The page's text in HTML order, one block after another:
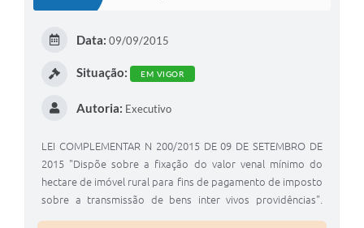
Data: 09/09/2015
Situação: EM VIGOR
Autoria: Executivo
LEI COMPLEMENTAR N 200/2015 DE 09 DE SETEMBRO DE
2015 "Dispõe sobre a fixação do valor venal mínimo do
hectare de imóvel rural para fins de pagamento de imposto
sobre a transmissão de bens inter vivos providências".